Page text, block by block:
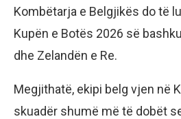
Kombëtarja e Belgjikës do të
Kupën e Botës 2026 së
dhe Zelandën e Re.
Megjithatë, ekipi belg vjen në
skuadër shumë më të dobët